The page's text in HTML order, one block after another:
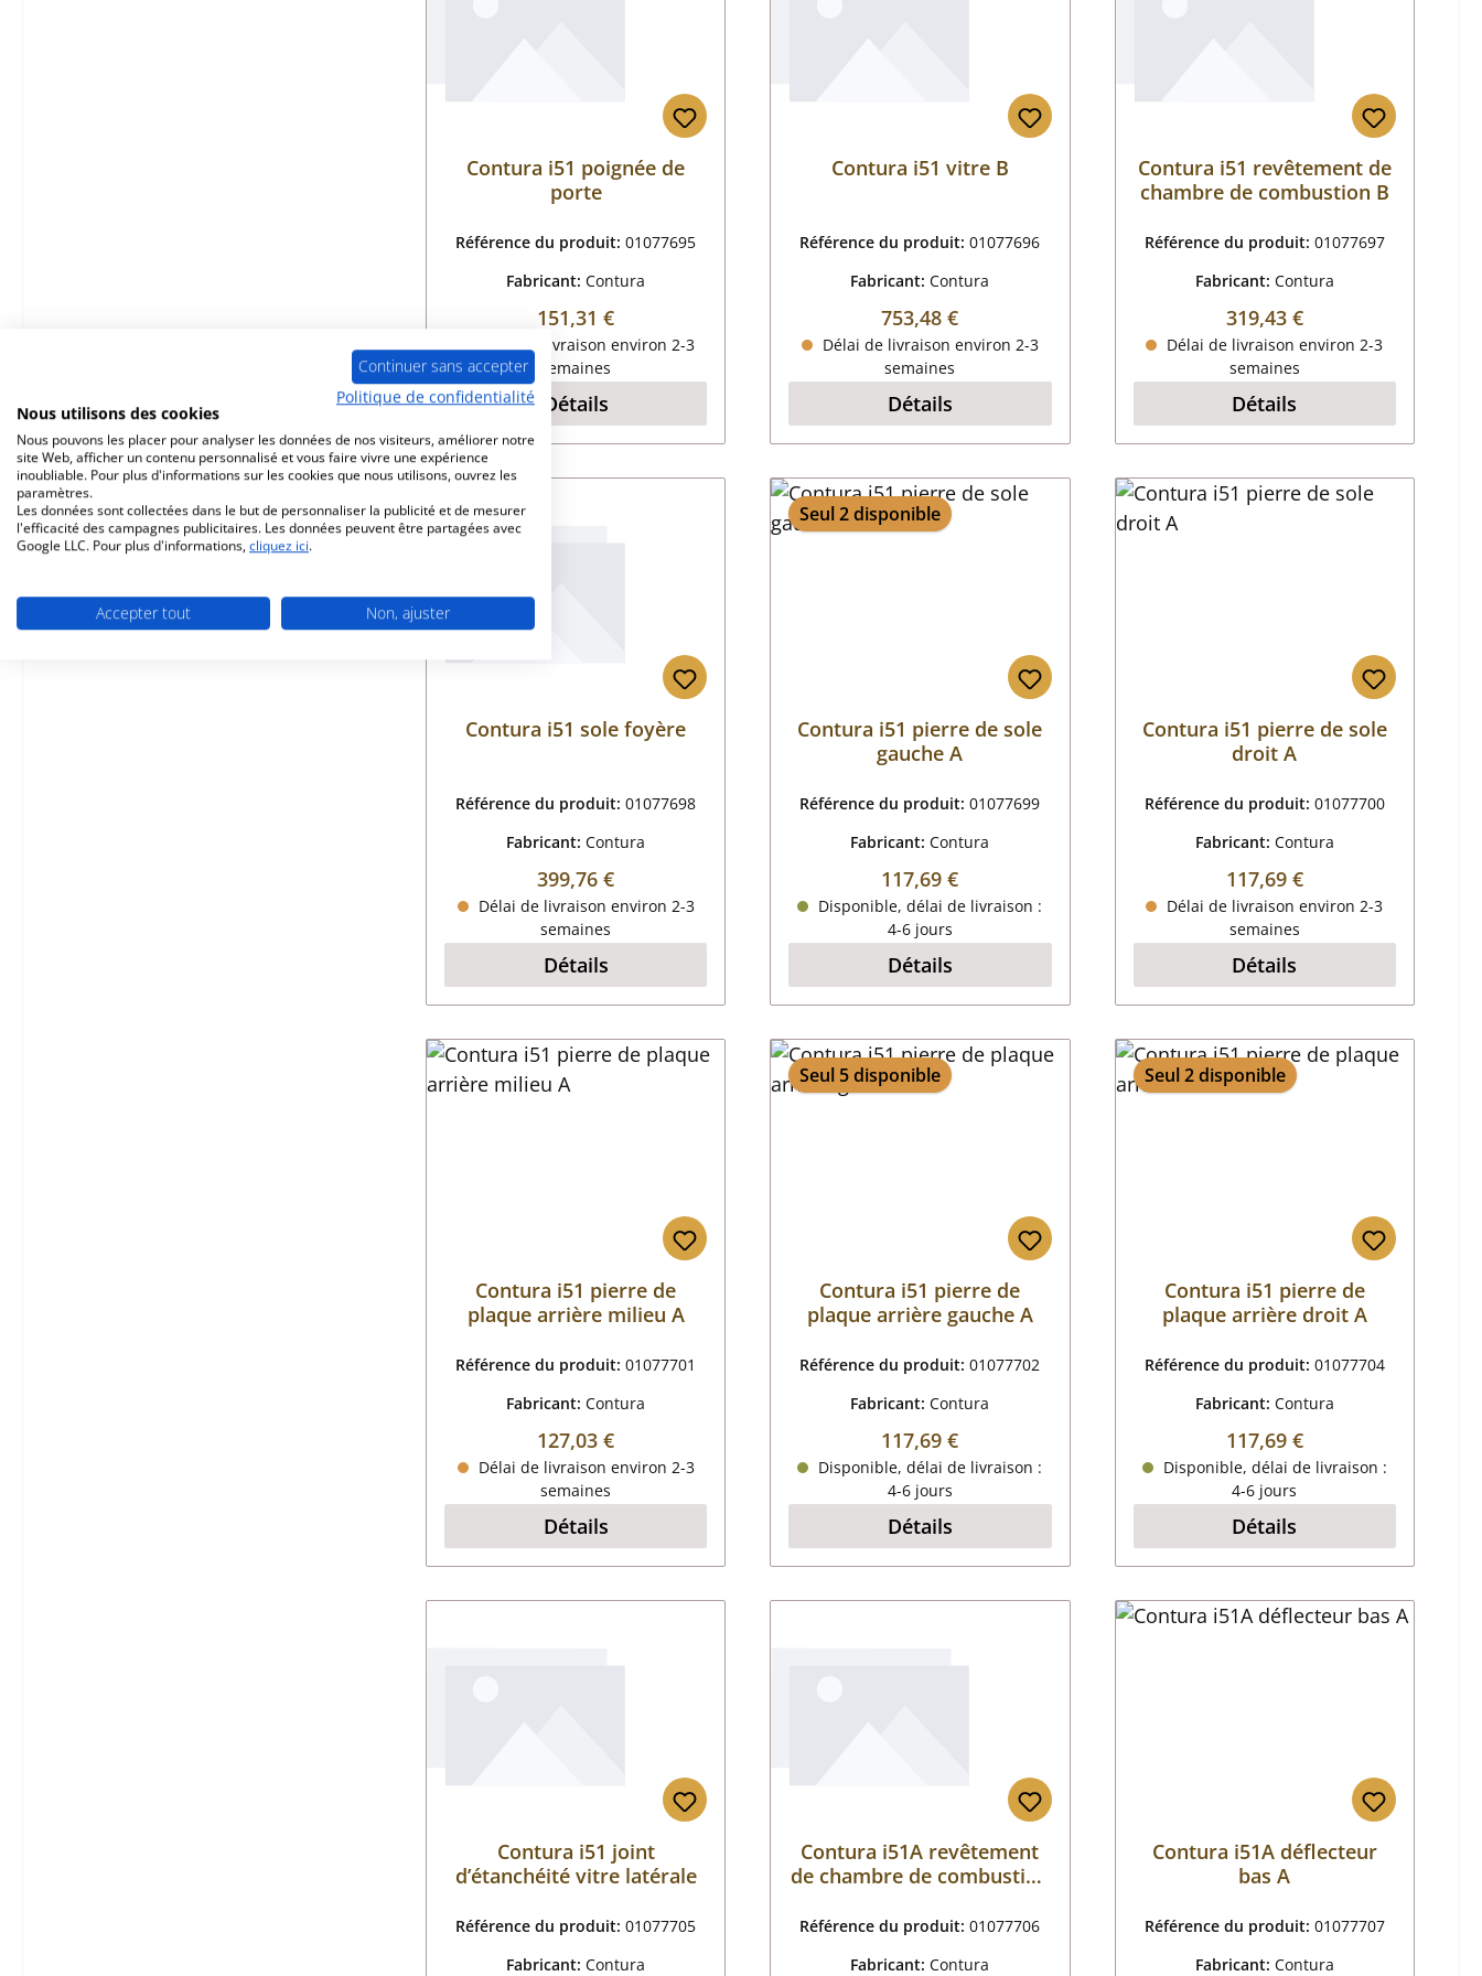
Contura i51 poignée de
porte
Référence du produit:01077695
Fabricant:Contura
Prix régulier :
151,31 €
Délai de livraison environ 2-3
semaines
Détails
Contura i51 vitre B
Référence du produit:01077696
Fabricant:Contura
Prix régulier :
753,48 €
Délai de livraison environ 2-3
semaines
Détails
Contura i51 revêtement de
chambre de combustion B
Référence du produit: 01077697
Fabricant: Contura
Prix régulier :
319,43 €
Délai de livraison environ 2-3
semaines
Détails
Contura i51 sole foyère
Référence du produit:01077698
Fabricant:Contura
Prix régulier :
399,76 €
Délai de livraison environ 2-3
semaines
Détails
Seul 2 disponible
Contura i51 pierre de sole
gauche A
Référence du produit:01077699
Fabricant:Contura
Prix régulier :
117,69 €
Disponible, délai de livraison :
4-6 jours
Détails
Contura i51 pierre de sole
droit A
Référence du produit: 01077700
Fabricant: Contura
Prix régulier :
117,69 €
Délai de livraison environ 2-3
semaines
Détails
Contura i51 pierre de
plaque arrière milieu A
Référence du produit:01077701
Fabricant:Contura
Prix régulier :
127,03 €
Délai de livraison environ 2-3
semaines
Détails
Seul 5 disponible
Contura i51 pierre de
plaque arrière gauche A
Référence du produit:01077702
Fabricant:Contura
Prix régulier :
117,69 €
Disponible, délai de livraison :
4-6 jours
Détails
Seul 2 disponible
Contura i51 pierre de
plaque arrière droit A
Référence du produit: 01077704
Fabricant: Contura
Prix régulier :
117,69 €
Disponible, délai de livraison :
4-6 jours
Détails
Contura i51 joint
d’étanchéité vitre latérale
Référence du produit:01077705
Fabricant:Contura
Contura i51A revêtement
de chambre de combustion
Référence du produit:01077706
Fabricant:Contura
Contura i51A déflecteur
bas A
Référence du produit: 01077707
Fabricant: Contura
Continuer sans accepter
Politique de confidentialité
Nous utilisons des cookies
Nous pouvons les placer pour analyser les données de nos visiteurs, améliorer notre
site Web, afficher un contenu personnalisé et vous faire vivre une expérience
inoubliable. Pour plus d'informations sur les cookies que nous utilisons, ouvrez les
paramètres.
Les données sont collectées dans le but de personnaliser la publicité et de mesurer
l'efficacité des campagnes publicitaires. Les données peuvent être partagées avec
Google LLC. Pour plus d'informations, cliquez ici.
Accepter tout Non, ajuster